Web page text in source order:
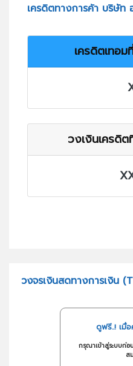
เครดิตทางการค้า บริษั
เครดิตเทอม
วงเงินเครดิต
วงจรเงินสดทางการเงิน
ดูฟรี..! เมื่
กรุณาเข้าสู่ระบบก่อ
ส